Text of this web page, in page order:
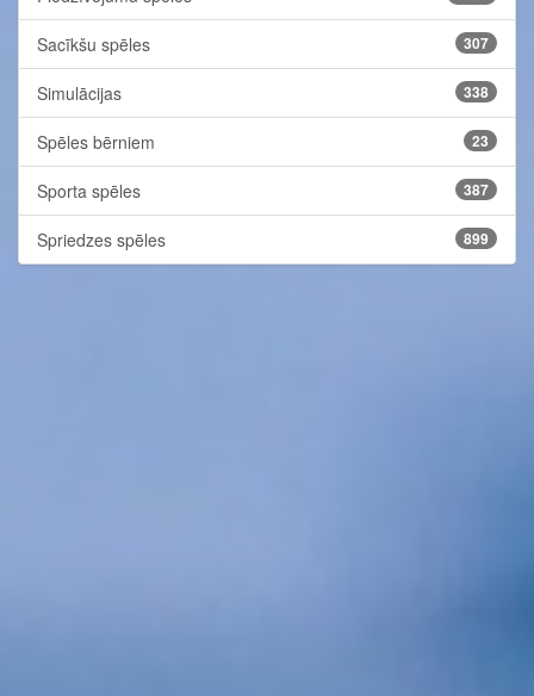
Sacīkšu spēles 307
Simulācijas 338
Spēles bērniem 23
Sporta spēles 387
Spriedzes spēles 899